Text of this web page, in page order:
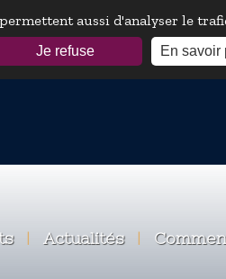
aussi d'analyser le
Je refuse En savoir
| Actualités |